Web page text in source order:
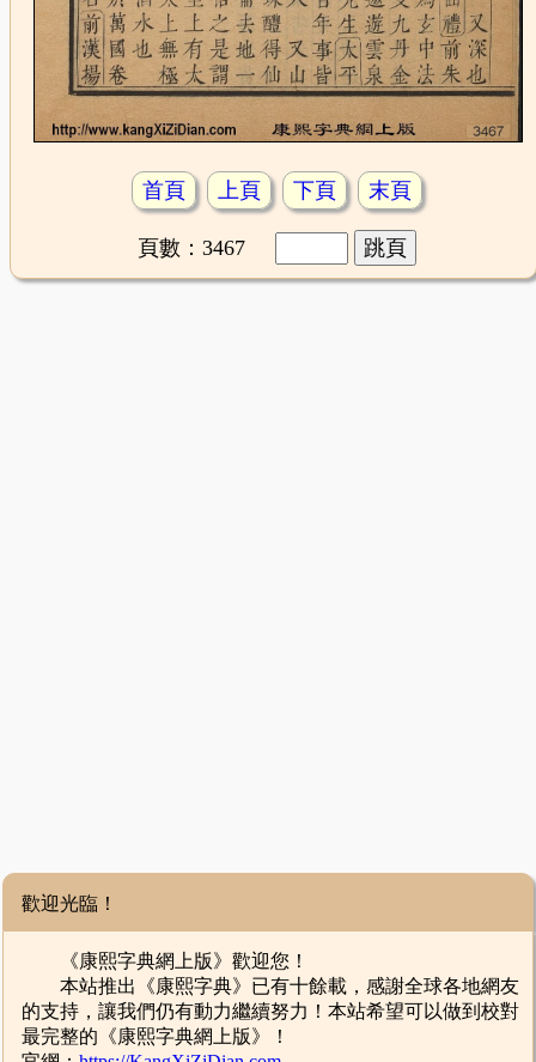
首頁 上頁 下頁 末頁
頁數：3467
歡迎光臨！
《康熙字典網上版》歡迎您！
本站推出《康熙字典》已有十餘載，感謝全球各地網友
的支持，讓我們仍有動力繼續努力！本站希望可以做到校對
最完整的《康熙字典網上版》！